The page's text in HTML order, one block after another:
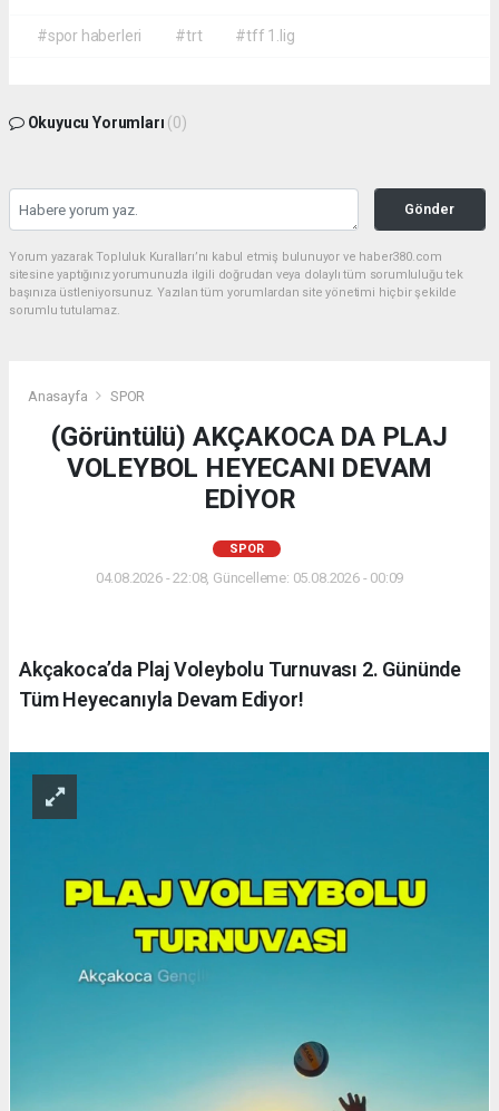
#spor haberleri #trt #tff 1.lig
Okuyucu Yorumları (0)
Gönder
Yorum yazarak Topluluk Kuralları’nı kabul etmiş bulunuyor ve haber380.com
sitesine yaptığınız yorumunuzla ilgili doğrudan veya dolaylı tüm sorumluluğu tek
başınıza üstleniyorsunuz. Yazılan tüm yorumlardan site yönetimi hiçbir şekilde
sorumlu tutulamaz.
Anasayfa SPOR
(Görüntülü) AKÇAKOCA DA PLAJ
VOLEYBOL HEYECANI DEVAM
EDİYOR
SPOR
04.08.2026 - 22:08, Güncelleme: 05.08.2026 - 00:09
Akçakoca’da Plaj Voleybolu Turnuvası 2. Gününde
Tüm Heyecanıyla Devam Ediyor!